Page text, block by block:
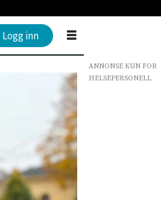
Logg inn
ANNONSE KUN FOR
HELSEPERSONELL